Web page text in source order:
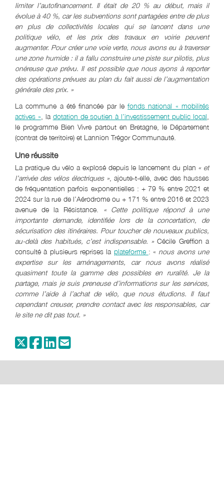
limiter l’autofinancement. Il était de 20 % au début, mais il
évolue à 40 %, car les subventions sont partagées entre de plus
en plus de collectivités locales qui se lancent dans une
politique vélo, et les prix des travaux en voirie peuvent
augmenter. Pour créer une voie verte, nous avons eu à traverser
une zone humide : il a fallu construire une piste sur pilotis, plus
onéreuse que prévu. Il est possible que nous ayons à reporter
des opérations prévues au plan du fait aussi de l’augmentation
générale des prix. »
La commune a été financée par lefonds national « mobilités
actives » , la dotation de soutien à l’investissement public local
le programme Bien Vivre partout en Bretagne, le Département
(contrat de territoire) et Lannion Trégor Communauté.
Une réussite
La pratique du vélo a explosé depuis le lancement du plan « et
l’arrivée des vélos électriques » , ajoute-t-elle, avec des hausses
de fréquentation parfois exponentielles : + 79 % entre 2021 et
2024 sur la rue de l’Aérodrome ou + 171 % entre 2016 et 2023
avenue de la Résistance. « Cette politique répond à une
importante demande, identifiée lors de la concertation, de
sécurisation des itinéraires. Pour toucher de nouveaux publics,
au-delà des habitués, c’est indispensable. »Cécile Greffion a
consulté à plusieurs reprises la plateforme : « nous avons une
expertise sur les aménagements, car nous avons réalisé
quasiment toute la gamme des possibles en ruralité. Je la
partage, mais je suis preneuse d’informations sur les services,
comme l’aide à l’achat de vélo, que nous étudions. Il faut
cependant creuser, prendre contact avec les responsables, car
le site ne dit pas tout. »